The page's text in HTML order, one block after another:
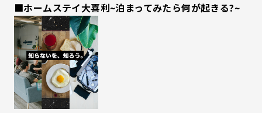
■ホームステイ大喜利~泊まってみたら何が起きる?~